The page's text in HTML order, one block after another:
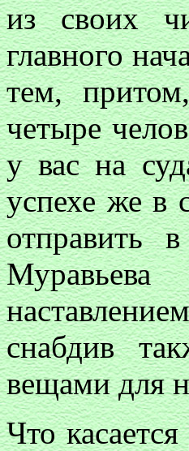
из своих
главного
тем,
четыре
у вас на
успехе же в
отправить
снабдив
вещами для
Что